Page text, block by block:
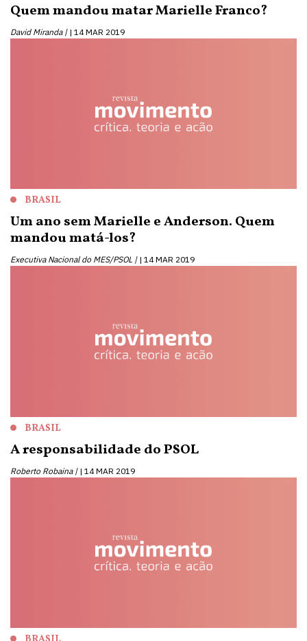
Quem mandou matar Marielle Franco?
David Miranda | 14 MAR 2019
BRASIL
Um ano sem Marielle e Anderson. Quem
mandou matá-los?
Executiva Nacional do MES/PSOL | 14 MAR 2019
BRASIL
A responsabilidade do PSOL
Roberto Robaina | 14 MAR 2019